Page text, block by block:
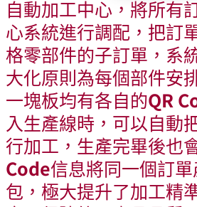
Production
自動加工中心，將所有
心系統進行調配，把訂
格零部件的子訂單，系
大化原則為每個部件安
一塊板均有各自的QR
入生產線時，可以自動
行加工，生產完畢後也
Code信息將同一個訂
包，極大提升了加工精